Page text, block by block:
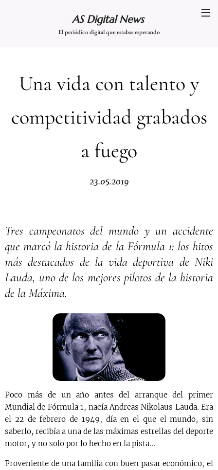
AS Digital News
El periódico digital que estabas esperando
Una vida con talento y
competitividad grabados
a fuego
23.05.2019
Tres campeonatos del mundo y un accidente
que marcó la historia de la Fórmula 1: los hitos
más destacados de la vida deportiva de Niki
Lauda, uno de los mejores pilotos de la historia
de la Máxima.
Poco más de un año antes del arranque del primer
Mundial de Fórmula 1, nacía Andreas Nikolaus Lauda. Era
el 22 de febrero de 1949, día en el que el mundo, sin
saberlo, recibía a una de las máximas estrellas del deporte
motor, y no solo por lo hecho en la pista...
Proveniente de una familia con buen pasar económico, el